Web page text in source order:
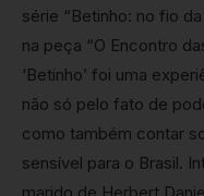
série “Betinho: no fio
na peça “O Encontro
‘Betinho’ foi uma
não só pelo fato de
como também contar
sensível para o Brasil.